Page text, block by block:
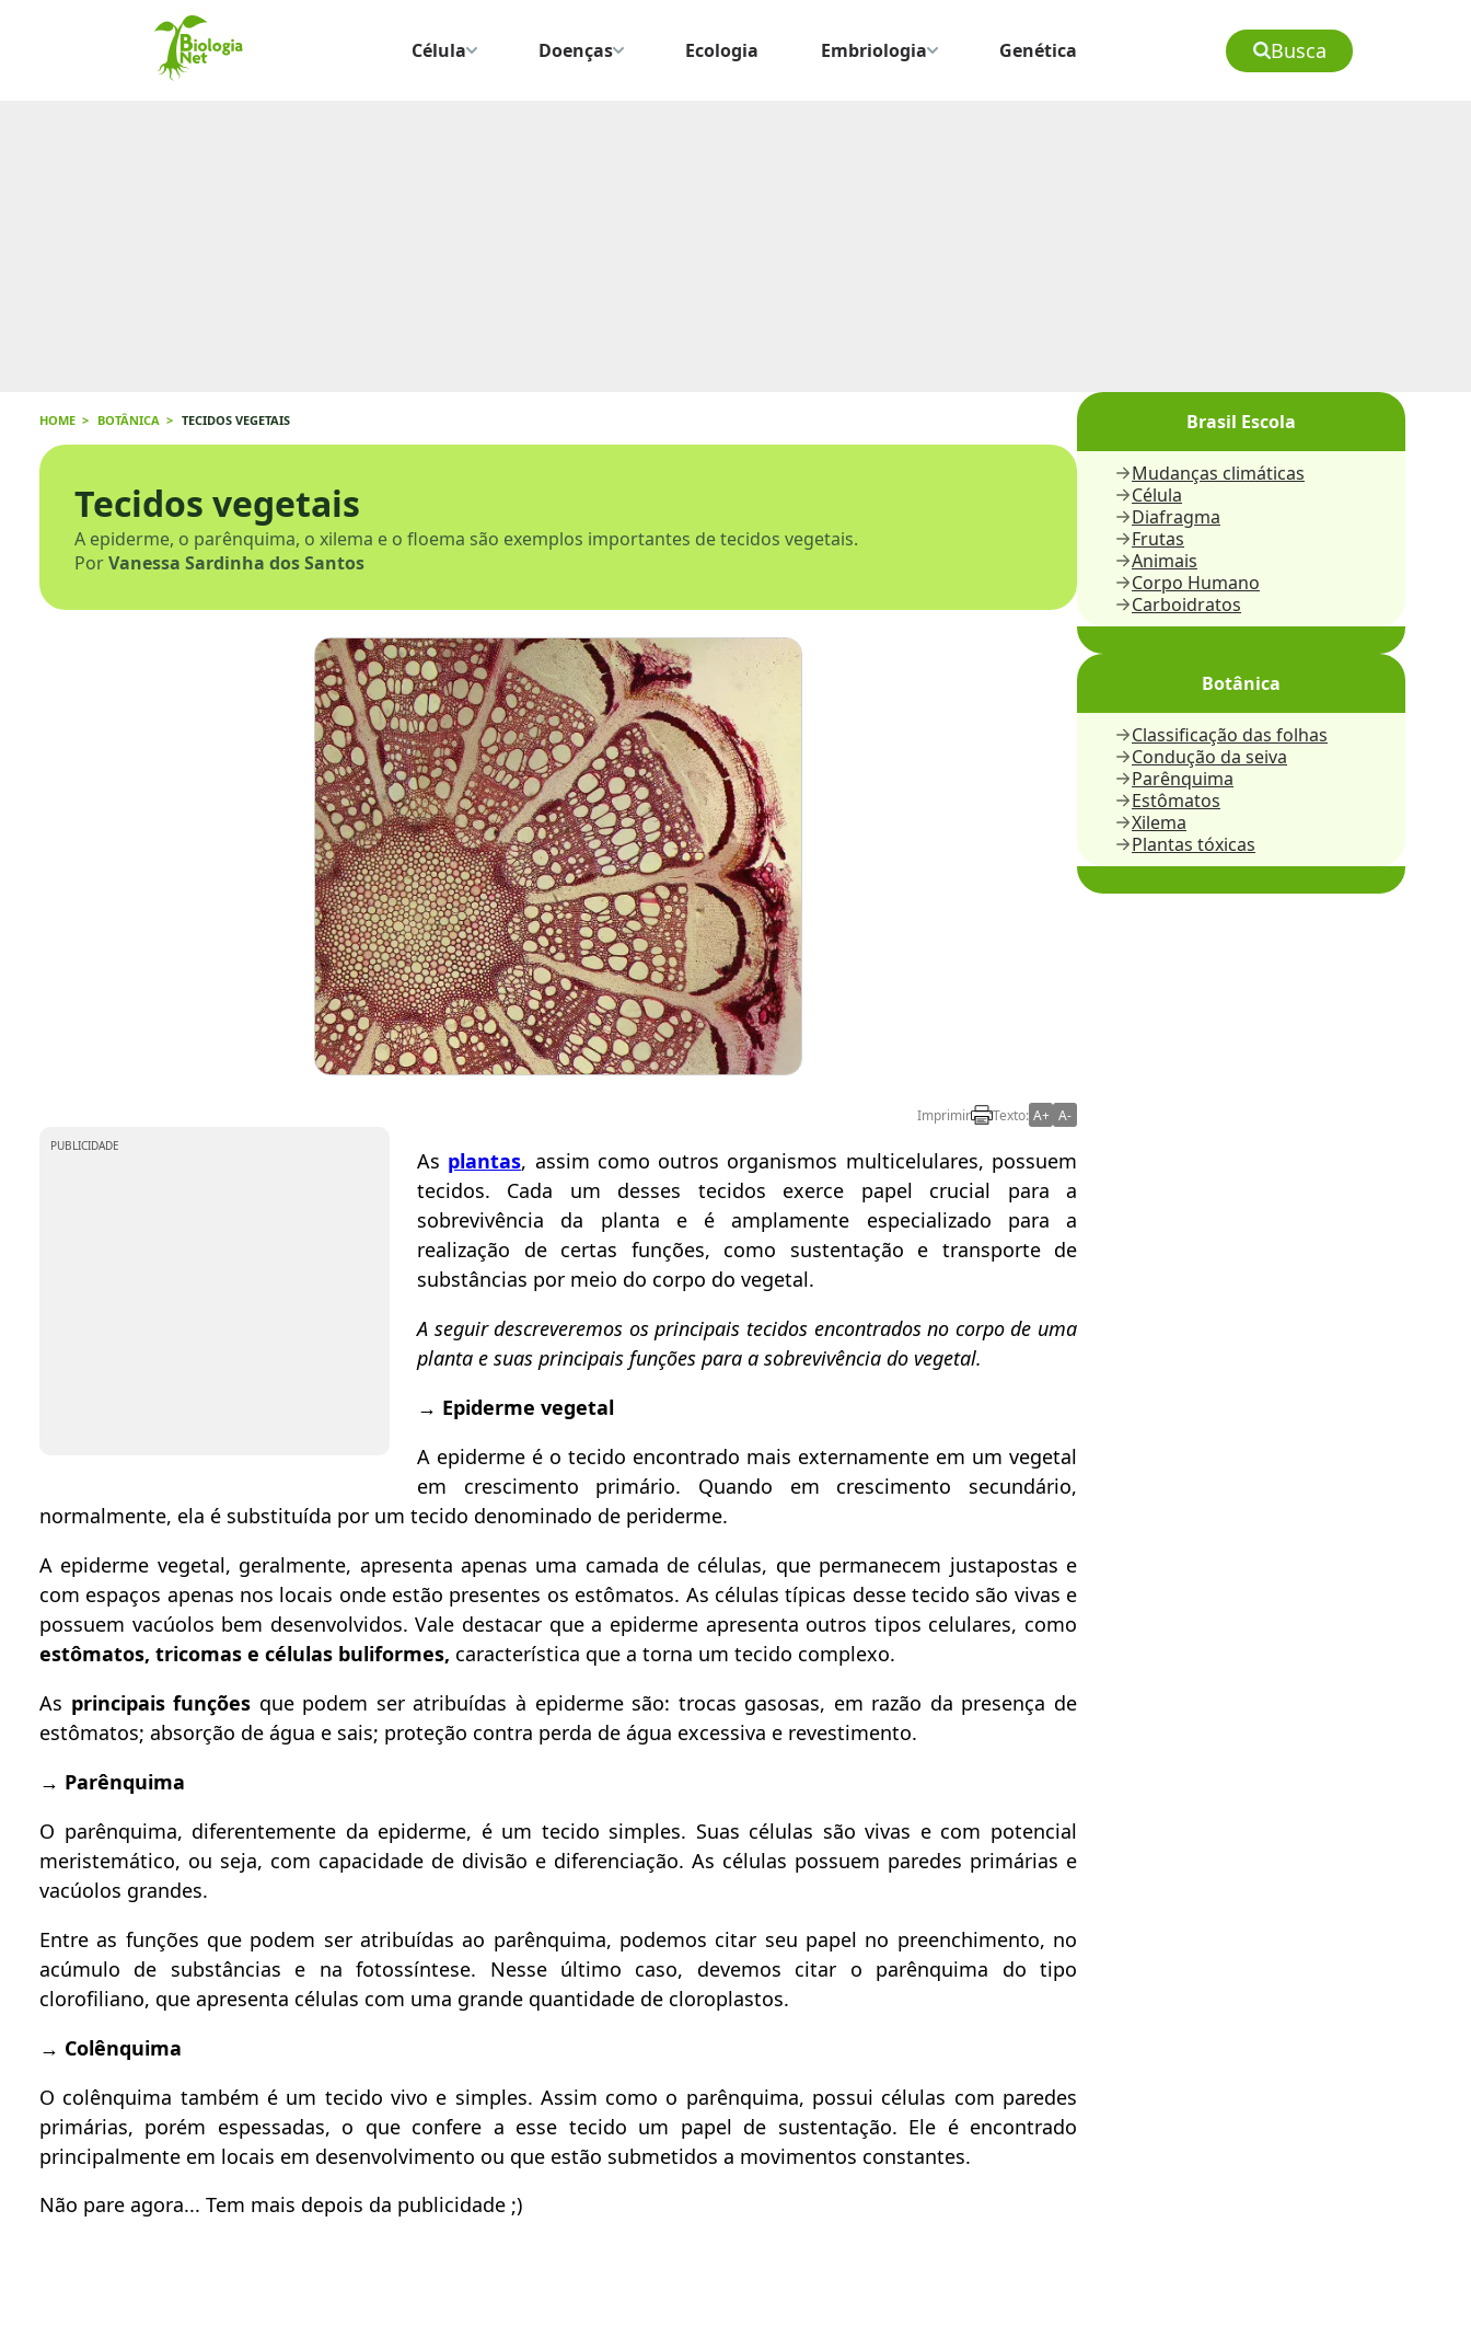
Célula Doenças Ecologia Embriologia Genética Busca
HOME BOTÂNICA TECIDOS VEGETAIS
Tecidos vegetais
A epiderme, o parênquima, o xilema e o floema são exemplos importantes de tecidos vegetais.
PorVanessa Sardinha dos Santos
Imprimir Texto: A+ A-
PUBLICIDADE
As plantas, assim como outros organismos multicelulares, possuem
tecidos. Cada um desses tecidos exerce papel crucial para a
sobrevivência da planta e é amplamente especializado para a
realização de certas funções, como sustentação e transporte de
substâncias por meio do corpo do vegetal.
A seguir descreveremos os principais tecidos encontrados no corpo de uma
planta e suas principais funções para a sobrevivência do vegetal.
→ Epiderme vegetal
A epiderme é o tecido encontrado mais externamente em um vegetal
em crescimento primário. Quando em crescimento secundário,
normalmente, ela é substituída por um tecido denominado de periderme.
A epiderme vegetal, geralmente, apresenta apenas uma camada de células, que permanecem justapostas e
com espaços apenas nos locais onde estão presentes os estômatos. As células típicas desse tecido são vivas e
possuem vacúolos bem desenvolvidos. Vale destacar que a epiderme apresenta outros tipos celulares, como
estômatos, tricomas e células buliformes, característica que a torna um tecido complexo.
As principais funções que podem ser atribuídas à epiderme são: trocas gasosas, em razão da presença de
estômatos; absorção de água e sais; proteção contra perda de água excessiva e revestimento.
→ Parênquima
O parênquima, diferentemente da epiderme, é um tecido simples. Suas células são vivas e com potencial
meristemático, ou seja, com capacidade de divisão e diferenciação. As células possuem paredes primárias e
vacúolos grandes.
Entre as funções que podem ser atribuídas ao parênquima, podemos citar seu papel no preenchimento, no
acúmulo de substâncias e na fotossíntese. Nesse último caso, devemos citar o parênquima do tipo
clorofiliano, que apresenta células com uma grande quantidade de cloroplastos.
→ Colênquima
O colênquima também é um tecido vivo e simples. Assim como o parênquima, possui células com paredes
primárias, porém espessadas, o que confere a esse tecido um papel de sustentação. Ele é encontrado
principalmente em locais em desenvolvimento ou que estão submetidos a movimentos constantes.
Não pare agora... Tem mais depois da publicidade ;)
Brasil Escola
Mudanças climáticas
Célula
Diafragma
Frutas
Animais
Corpo Humano
Carboidratos
Botânica
Classificação das folhas
Condução da seiva
Parênquima
Estômatos
Xilema
Plantas tóxicas